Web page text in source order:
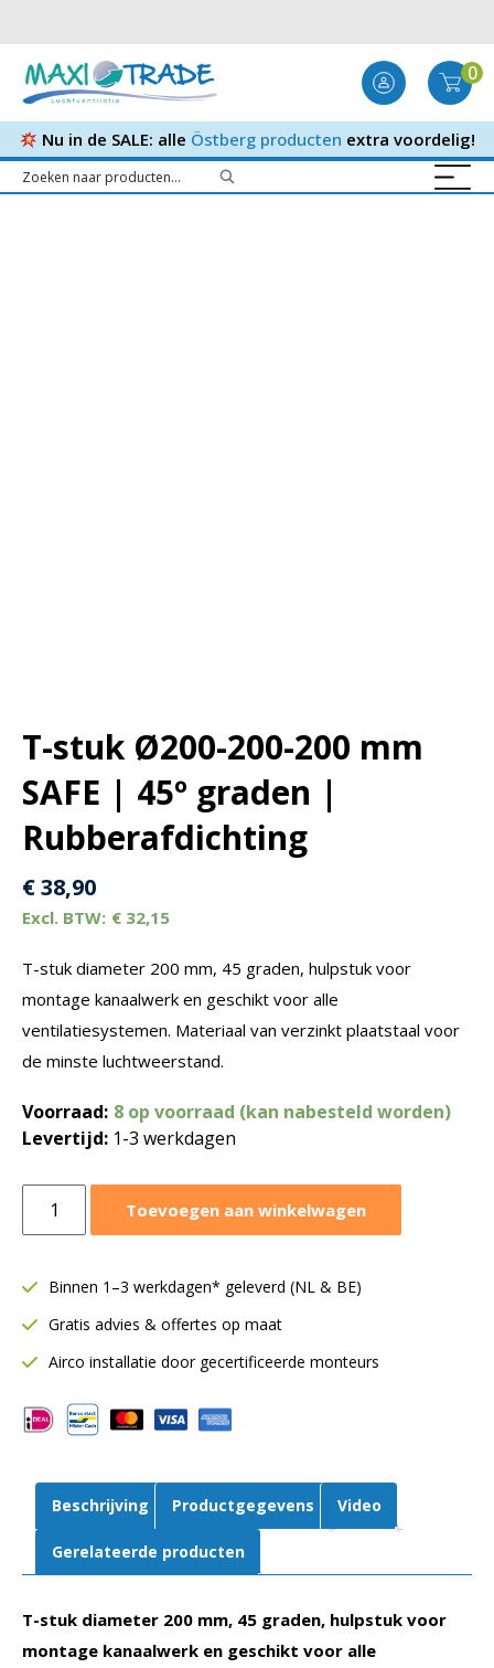
0
Nu in de SALE: alle Östberg producten extra voordelig!
T-stuk Ø200-200-200 mm
SAFE | 45º graden |
Rubberafdichting
€38,90
€ 32,15
T-stuk diameter 200 mm, 45 graden, hulpstuk voor
montage kanaalwerk en geschikt voor alle
ventilatiesystemen. Materiaal van verzinkt plaatstaal voor
de minste luchtweerstand.
Voorraad: 8 op voorraad (kan nabesteld worden)
Levertijd: 1-3 werkdagen
stuk
200-
mm
SAFE
45º
graden
Rubberafdichting
aantal
Toevoegen aan winkelwagen
Binnen 1–3 werkdagen* geleverd (NL & BE)
Gratis advies & offertes op maat
Airco installatie door gecertificeerde monteurs
Beschrijving Productgegevens Video
Gerelateerde producten
T-stuk diameter 200 mm, 45 graden, hulpstuk voor
montage kanaalwerk en geschikt voor alle